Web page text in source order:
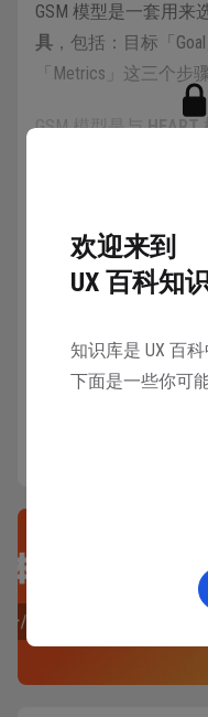
GSM 模型是一套用来
具 ，包括：目标「
「Metrics」这三个步
GSM 模型是与HEART
只是给出了用来衡量
当你不知道产品的用
衡量时，就可以使用
GSM 从三个步骤出
指标，来获得一组可
欢迎来到
UX 百科知
知识库是 UX 百
下面是一些你可